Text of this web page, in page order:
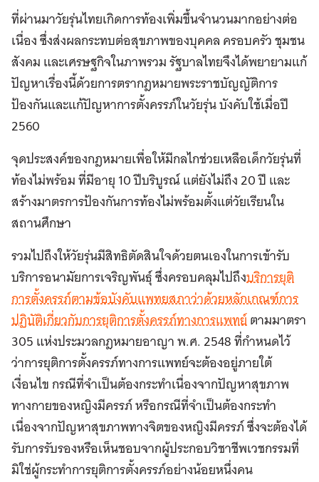
ที่ผ่านมาวัยรุ่นไทยเกิดการท้องเพิ่มขึ้นจำนวนมากอย่างต่อ
เนื่อง ซึ่งส่งผลกระทบต่อสุขภาพของบุคคล ครอบครัว ชุมชน
สังคม และเศรษฐกิจในภาพรวม รัฐบาลไทยจึงได้พยายามแก้
ปัญหาเรื่องนี้ด้วยการตรากฎหมายพระราชบัญญัติการ
ป้องกันและแก้ปัญหาการตั้งครรภ์ในวัยรุ่น บังคับใช้เมื่อปี
2560
จุดประสงค์ของกฎหมายเพื่อให้มีกลไกช่วยเหลือเด็กวัยรุ่นที่
ท้องไม่พร้อม ที่มีอายุ 10 ปีบริบูรณ์ แต่ยังไม่ถึง 20 ปี และ
สร้างมาตรการป้องกันการท้องไม่พร้อมตั้งแต่วัยเรียนใน
สถานศึกษา
รวมไปถึงให้วัยรุ่นมีสิทธิตัดสินใจด้วยตนเองในการเข้ารับ
บริการอนามัยการเจริญพันธุ์ ซึ่งครอบคลุมไปถึงบริการยุติ
การตั้งครรภ์ตามข้อบังคับแพทยสภาว่าด้วยหลักเกณฑ์การ
ปฏิบัติเกี่ยวกับการยุติการตั้งครรภ์ทางการแพทย์ตามมาตรา
305 แห่งประมวลกฎหมายอาญา พ.ศ. 2548 ที่กำหนดไว้
ว่าการยุติการตั้งครรภ์ทางการแพทย์จะต้องอยู่ภายใต้
เงื่อนไข กรณีที่จำเป็นต้องกระทำเนื่องจากปัญหาสุขภาพ
ทางกายของหญิงมีครรภ์ หรือกรณีที่จำเป็นต้องกระทำ
เนื่องจากปัญหาสุขภาพทางจิตของหญิงมีครรภ์ ซึ่งจะต้องได้
รับการรับรองหรือเห็นชอบจากผู้ประกอบวิชาชีพเวชกรรมที่
มิใช่ผู้กระทำการยุติการตั้งครรภ์อย่างน้อยหนึ่งคน